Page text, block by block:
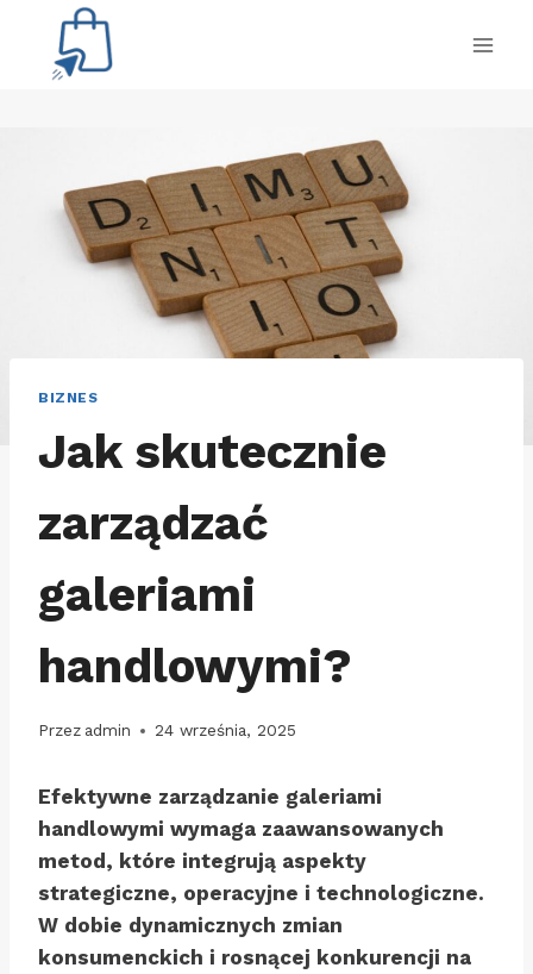
Przejdź
BIZNES
Jak skutecznie
zarządzać
galeriami
handlowymi?
Przez admin 24 września, 2025
Efektywne zarządzanie galeriami
handlowymi wymaga zaawansowanych
metod, które integrują aspekty
strategiczne, operacyjne i technologiczne.
W dobie dynamicznych zmian
konsumenckich i rosnącej konkurencji na